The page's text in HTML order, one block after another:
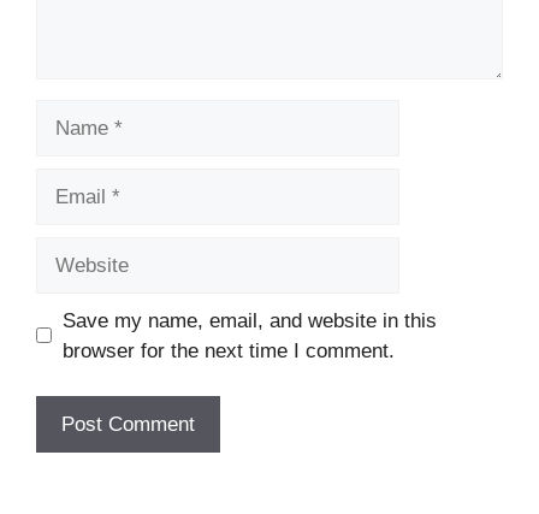
Save my name, email, and website in this
browser for the next time I comment.